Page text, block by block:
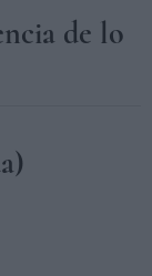
de lo